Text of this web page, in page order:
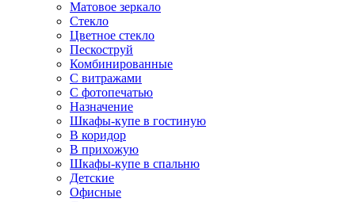
Матовое зеркало
Стекло
Цветное стекло
Пескоструй
Комбинированные
С витражами
С фотопечатью
Назначение
Шкафы-купе в гостиную
В коридор
В прихожую
Шкафы-купе в спальню
Детские
Офисные